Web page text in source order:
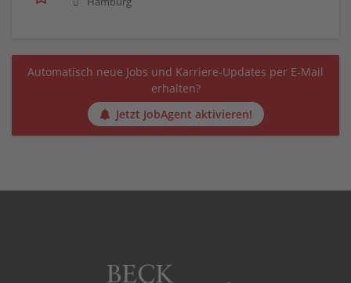
Automatisch neue Jobs und Karriere-Updates per E-Mail
erhalten?
Jetzt JobAgent aktivieren!